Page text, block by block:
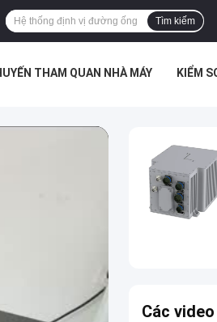
Tìm kiếm
THAM QUAN NHÀ MÁY KIỂM
Các